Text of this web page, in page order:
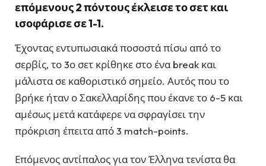
επόμενους 2 πόντους έκλεισε το σετ και
ισοφάρισε σε 1-1.
Έχοντας εντυπωσιακά ποσοστά πίσω από το
σερβίς, το 3ο σετ κρίθηκε στο ένα break και
μάλιστα σε καθοριστικό σημείο. Αυτός που το
βρήκε ήταν ο Σακελλαρίδης που έκανε το 6-5 και
αμέσως μετά κατάφερε να σφραγίσει την
πρόκριση έπειτα από 3 match-points.
Επόμενος αντίπαλος για τον Έλληνα τενίστα θα